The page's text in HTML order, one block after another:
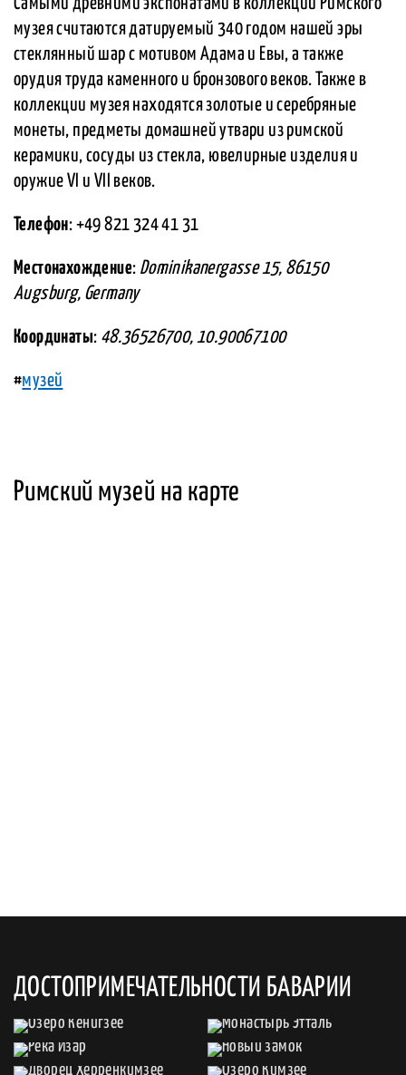
Самыми древними экспонатами в коллекции Римского
музея считаются датируемый 340 годом нашей эры
стеклянный шар с мотивом Адама и Евы, а также
орудия труда каменного и бронзового веков. Также в
коллекции музея находятся золотые и серебряные
монеты, предметы домашней утвари из римской
керамики, сосуды из стекла, ювелирные изделия и
оружие VI и VII веков.
Телефон: +49 821 324 41 31
Местонахождение: Dominikanergasse 15, 86150
Augsburg, Germany
Координаты: 48.36526700, 10.90067100
#музей
Римский музей на карте
ДОСТОПРИМЕЧАТЕЛЬНОСТИ БАВАРИИ